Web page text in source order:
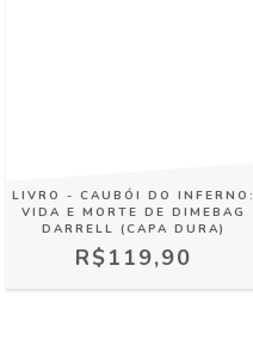
LIVRO - CAUBÓI DO INFERNO:
VIDA E MORTE DE DIMEBAG
DARRELL (CAPA DURA)
R$119,90